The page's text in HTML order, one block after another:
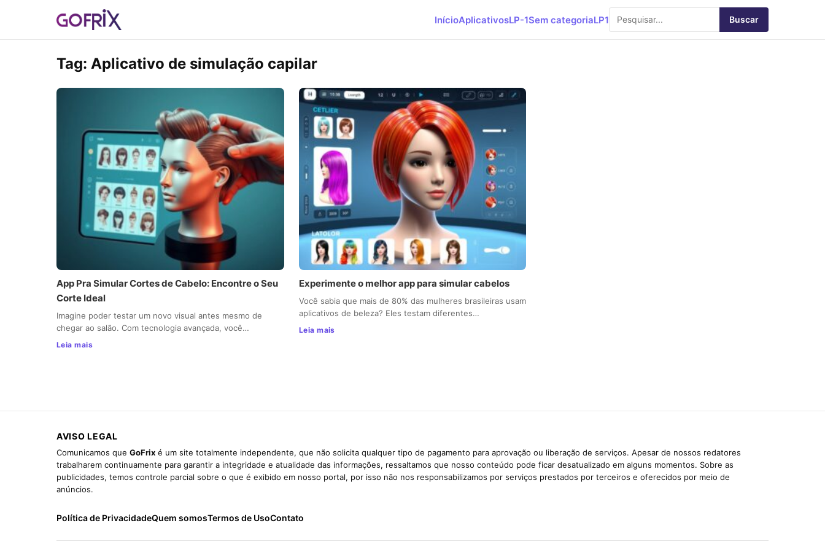
InícioAplicativosLP-1Sem categoriaLP1 Buscar
Tag: Aplicativo de simulação capilar
App Pra Simular Cortes de Cabelo: Encontre o Seu
Corte Ideal
Imagine poder testar um novo visual antes mesmo de
chegar ao salão. Com tecnologia avançada, você…
Leia mais
Experimente o melhor app para simular cabelos
Você sabia que mais de 80% das mulheres brasileiras usam
aplicativos de beleza? Eles testam diferentes…
Leia mais
AVISO LEGAL
Comunicamos que GoFrix é um site totalmente independente, que não solicita qualquer tipo de pagamento para aprovação ou liberação de serviços. Apesar de nossos redatores
trabalharem continuamente para garantir a integridade e atualidade das informações, ressaltamos que nosso conteúdo pode ficar desatualizado em alguns momentos. Sobre as
publicidades, temos controle parcial sobre o que é exibido em nosso portal, por isso não nos responsabilizamos por serviços prestados por terceiros e oferecidos por meio de
anúncios.
Política de PrivacidadeQuem somosTermos de UsoContato